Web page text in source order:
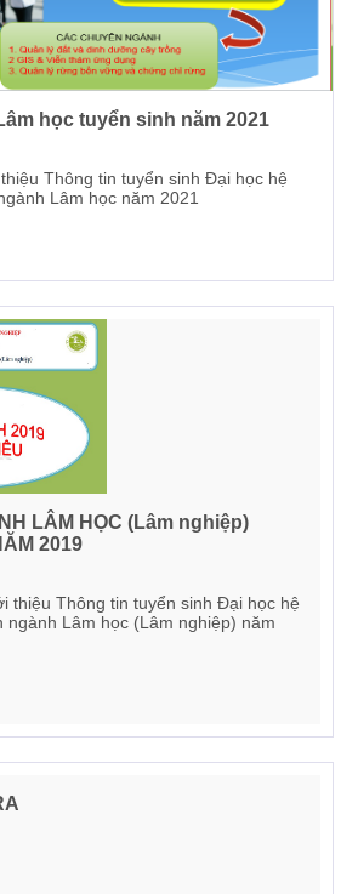
học tuyển sinh năm 2021
Thông tin tuyển sinh Đại học hệ
Lâm học năm 2021
LÂM HỌC (Lâm nghiệp)
2019
thiệu Thông tin tuyển sinh Đại học hệ
ngành Lâm học (Lâm nghiệp) năm